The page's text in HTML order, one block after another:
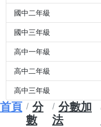
國中二年級
國中三年級
高中一年級
高中二年級
高中三年級
首頁
分
數
分數加
法